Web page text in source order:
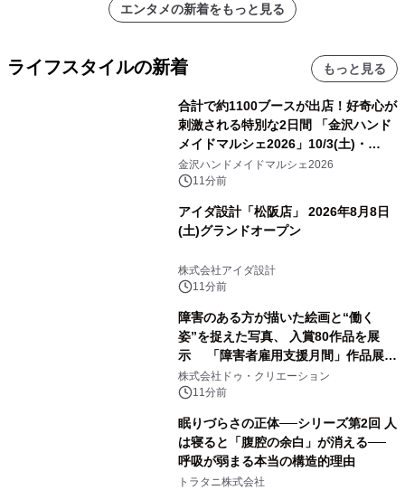
エンタメの新着をもっと見る
ライフスタイルの新着 もっと見る
合計で約1100ブースが出店！好奇心が
刺激される特別な2日間 「金沢ハンド
メイドマルシェ2026」10/3(土)・
10/4(日)開催
金沢ハンドメイドマルシェ2026
11分前
アイダ設計「松阪店」 2026年8月8日
(土)グランドオープン
株式会社アイダ設計
11分前
障害のある方が描いた絵画と“働く
姿”を捉えた写真、 入賞80作品を展
示 「障害者雇用支援月間」作品展示
会を 東京・愛知で開催
株式会社ドゥ・クリエーション
11分前
眠りづらさの正体──シリーズ第2回 人
は寝ると「腹腔の余白」が消える──
呼吸が弱まる本当の構造的理由
トラタニ株式会社